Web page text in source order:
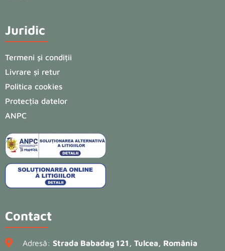
Juridic
Termeni și condiții
Livrare și retur
Politica cookies
Protecția datelor
ANPC
Contact
Adresă: Strada Babadag 121, Tulcea, România